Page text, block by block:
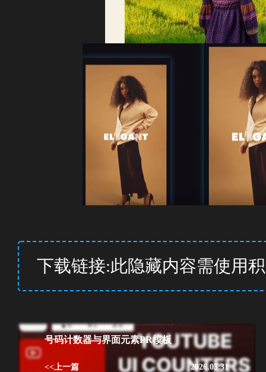
下载链接:此隐藏内容需使用
号码计数器与界面元素PR模板
2026.05.31
<<上一篇